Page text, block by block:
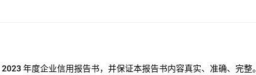
2023 年度企业信用报告书，并保证本报告书内容真实、准确、完整。